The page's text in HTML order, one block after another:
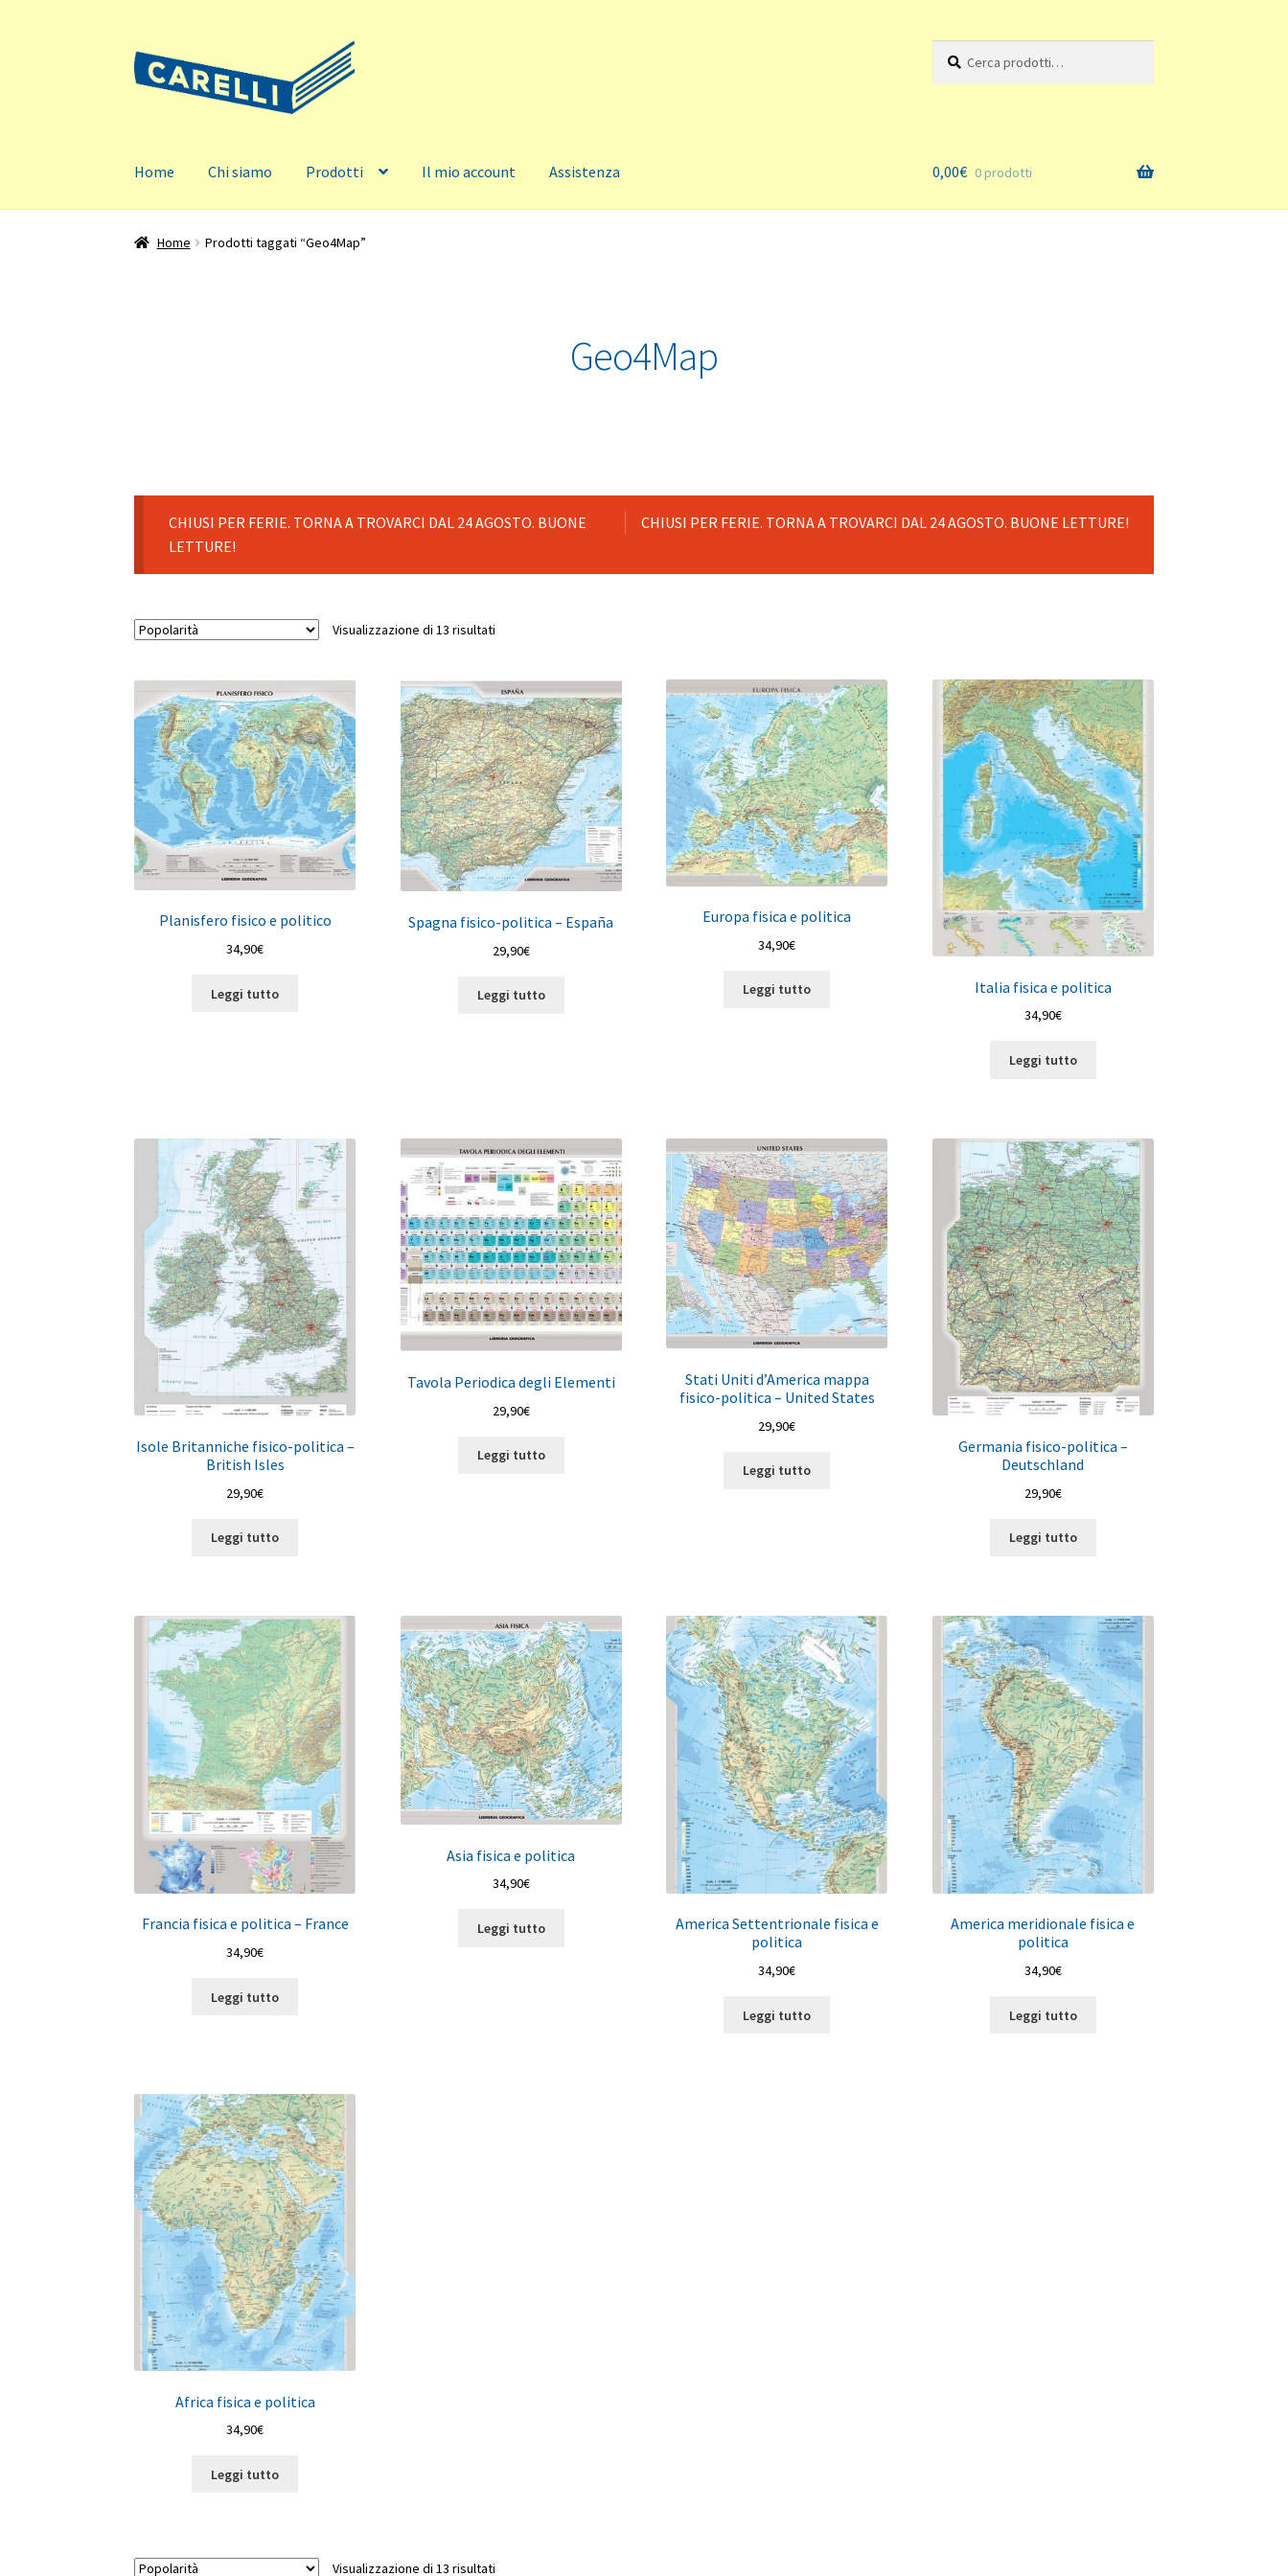
Vai
alla
navigazione
Vai
al
contenuto
Home Chi siamo Prodotti Il mio account Assistenza 0,00€ 0 prodotti
Home Prodotti taggati “Geo4Map”
Geo4Map
CHIUSI PER FERIE. TORNA A TROVARCI DAL 24 AGOSTO. BUONE LETTURE!
CHIUSI PER FERIE. TORNA A TROVARCI DAL 24 AGOSTO. BUONE
LETTURE!
Visualizzazione di 13 risultati
Planisfero fisico e politico
34,90€
Leggi tutto
Spagna fisico-politica – España
29,90€
Leggi tutto
Europa fisica e politica
34,90€
Leggi tutto Italia fisica e politica
34,90€
Leggi tutto
Isole Britanniche fisico-politica –
British Isles
29,90€
Leggi tutto
Tavola Periodica degli Elementi
29,90€
Leggi tutto
Stati Uniti d’America mappa
fisico-politica – United States
29,90€
Leggi tutto
Germania fisico-politica –
Deutschland
29,90€
Leggi tutto
Francia fisica e politica – France
34,90€
Leggi tutto
Asia fisica e politica
34,90€
Leggi tutto
America Settentrionale fisica e
politica
34,90€
Leggi tutto
America meridionale fisica e
politica
34,90€
Leggi tutto
Africa fisica e politica
34,90€
Leggi tutto
Visualizzazione di 13 risultati